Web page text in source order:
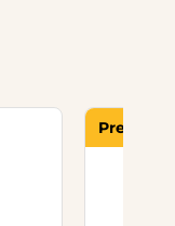
Premier